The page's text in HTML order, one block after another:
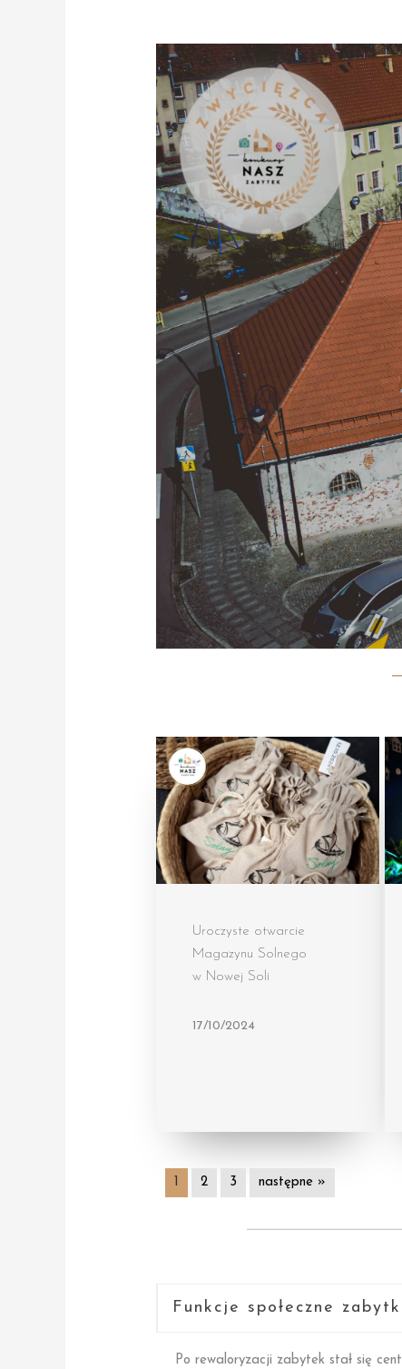
Uroczyste otwarcie
Magazynu Solnego
w Nowej Soli
17/10/2024
1 2 3 następne »
Funkcje społeczne
Po rewaloryzacji zabytek stał się